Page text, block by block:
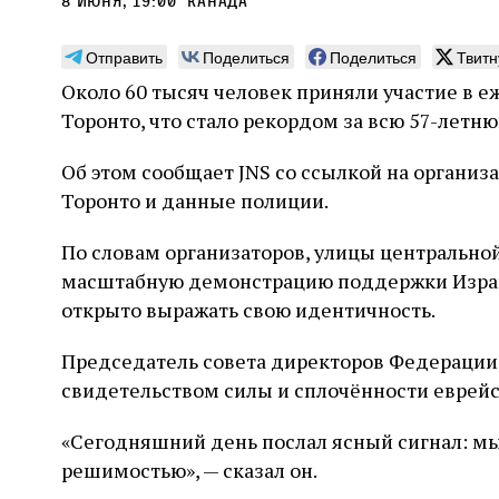
Отправить Поделиться Поделиться
Около 60 тысяч человек приняли участие в
Торонто, что стало рекордом за всю 57-
Об этом сообщает JNS со ссылкой на
Торонто и данные полиции.
По словам организаторов, улицы
масштабную демонстрацию поддержки
открыто выражать свою идентичность.
Председатель совета директоров
свидетельством силы и сплочённости
«Сегодняшний день послал ясный сигнал:
решимостью», — сказал он.
неделя, изменившая
судьбу еврейского ишува
погромов Ребе совершал поездку по святым
местам Эрец‑Исраэль. Он посетил, в
частности, Пещеру праотцев и Западную
отказался приходить к Стене в Тиша бе‑Ав,
чтобы не собирать вокруг себя большое
самым не усиливать напряжённость
5 августа Проверено временем Александр
Ицкович
и
день